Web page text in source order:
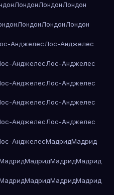
ЛондонЛондонЛондон
ЛондонЛондонЛондон
АнджелесЛос-Анджелес
АнджелесЛос-Анджелес
АнджелесЛос-Анджелес
АнджелесЛос-Анджелес
АнджелесЛос-Анджелес
АнджелесМадридМадрид
МадридМадридМадрид
МадридМадридМадрид